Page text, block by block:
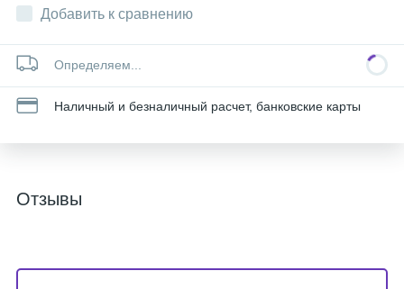
Добавить к сравнению
Определяем...
Наличный и безналичный расчет, банковские карты
Отзывы